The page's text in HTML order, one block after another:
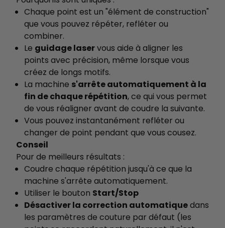
Chaque point est un "élément de construction"
que vous pouvez répéter, refléter ou
combiner.
Le guidage laservous aide à aligner les
points avec précision, même lorsque vous
créez de longs motifs.
La machine s'arrête automatiquement à la
fin de chaque répétition, ce qui vous permet
de vous réaligner avant de coudre la suivante.
Vous pouvez instantanément refléter ou
changer de point pendant que vous cousez.
Conseil
Pour de meilleurs résultats :
Coudre chaque répétition jusqu'à ce que la
machine s'arrête automatiquement.
Utiliser le bouton Start/Stop
Désactiver la correction automatiquedans
les paramètres de couture par défaut (les